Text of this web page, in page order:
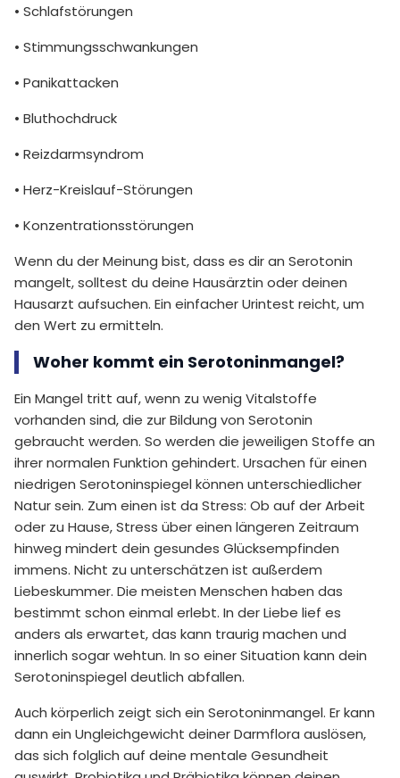
• Schlafstörungen
• Stimmungsschwankungen
• Panikattacken
• Bluthochdruck
• Reizdarmsyndrom
• Herz-Kreislauf-Störungen
• Konzentrationsstörungen
Wenn du der Meinung bist, dass es dir an Serotonin
mangelt, solltest du deine Hausärztin oder deinen
Hausarzt aufsuchen. Ein einfacher Urintest reicht, um
den Wert zu ermitteln.
Woher kommt ein Serotoninmangel?
Ein Mangel tritt auf, wenn zu wenig Vitalstoffe
vorhanden sind, die zur Bildung von Serotonin
gebraucht werden. So werden die jeweiligen Stoffe an
ihrer normalen Funktion gehindert. Ursachen für einen
niedrigen Serotoninspiegel können unterschiedlicher
Natur sein. Zum einen ist da Stress: Ob auf der Arbeit
oder zu Hause, Stress über einen längeren Zeitraum
hinweg mindert dein gesundes Glücksempfinden
immens. Nicht zu unterschätzen ist außerdem
Liebeskummer. Die meisten Menschen haben das
bestimmt schon einmal erlebt. In der Liebe lief es
anders als erwartet, das kann traurig machen und
innerlich sogar wehtun. In so einer Situation kann dein
Serotoninspiegel deutlich abfallen.
Auch körperlich zeigt sich ein Serotoninmangel. Er kann
dann ein Ungleichgewicht deiner Darmflora auslösen,
das sich folglich auf deine mentale Gesundheit